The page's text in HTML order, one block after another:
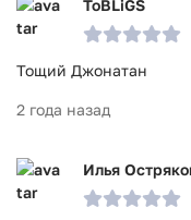
ToBLiGS
Тощий Джонатан
2 года назад
Илья